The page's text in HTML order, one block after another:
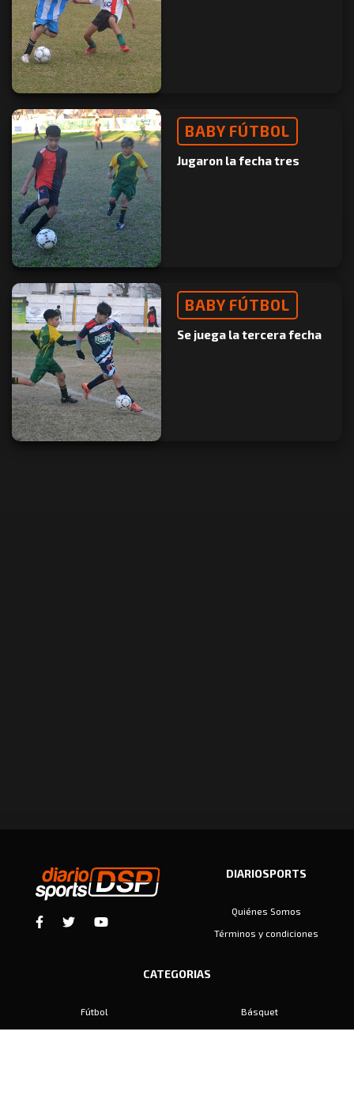
BABY FÚTBOL
Jugaron la fecha tres
BABY FÚTBOL
Se juega la tercera fecha
DIARIOSPORTS
Quiénes Somos
Términos y condiciones
CATEGORIAS
Fútbol
Básquet